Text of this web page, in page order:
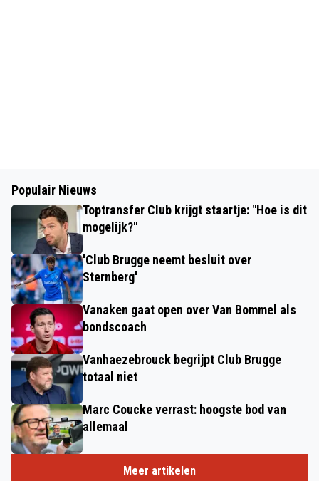
Populair Nieuws
Toptransfer Club krijgt staartje: "Hoe is dit
mogelijk?"
'Club Brugge neemt besluit over
Sternberg'
Vanaken gaat open over Van Bommel als
bondscoach
Vanhaezebrouck begrijpt Club Brugge
totaal niet
Marc Coucke verrast: hoogste bod van
allemaal
Meer artikelen